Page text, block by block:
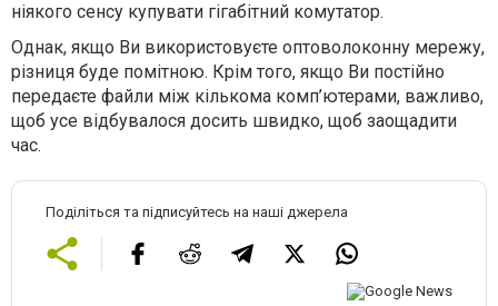
ніякого сенсу купувати гігабітний комутатор.
Однак, якщо Ви використовуєте оптоволоконну мережу,
різниця буде помітною. Крім того, якщо Ви постійно
передаєте файли між кількома комп’ютерами, важливо,
щоб усе відбувалося досить швидко, щоб заощадити
час.
Поділіться та підписуйтесь на наші джерела